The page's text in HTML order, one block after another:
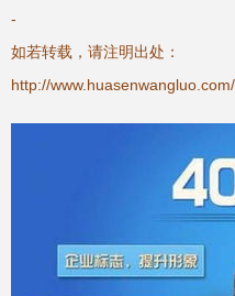
-
如若转载，请注明出处：
http://